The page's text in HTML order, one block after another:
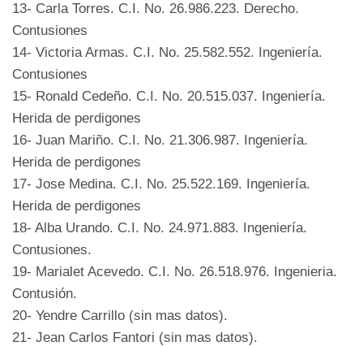
13- Carla Torres. C.I. No. 26.986.223. Derecho.
Contusiones
14- Victoria Armas. C.I. No. 25.582.552. Ingeniería.
Contusiones
15- Ronald Cedeño. C.I. No. 20.515.037. Ingeniería.
Herida de perdigones
16- Juan Mariño. C.I. No. 21.306.987. Ingeniería.
Herida de perdigones
17- Jose Medina. C.I. No. 25.522.169. Ingeniería.
Herida de perdigones
18- Alba Urando. C.I. No. 24.971.883. Ingeniería.
Contusiones.
19- Marialet Acevedo. C.I. No. 26.518.976. Ingenieria.
Contusión.
20- Yendre Carrillo (sin mas datos).
21- Jean Carlos Fantori (sin mas datos).